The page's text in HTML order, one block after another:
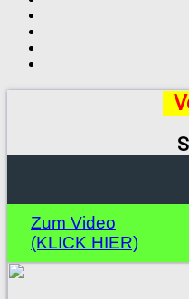
Zum Video
(KLICK HIER)